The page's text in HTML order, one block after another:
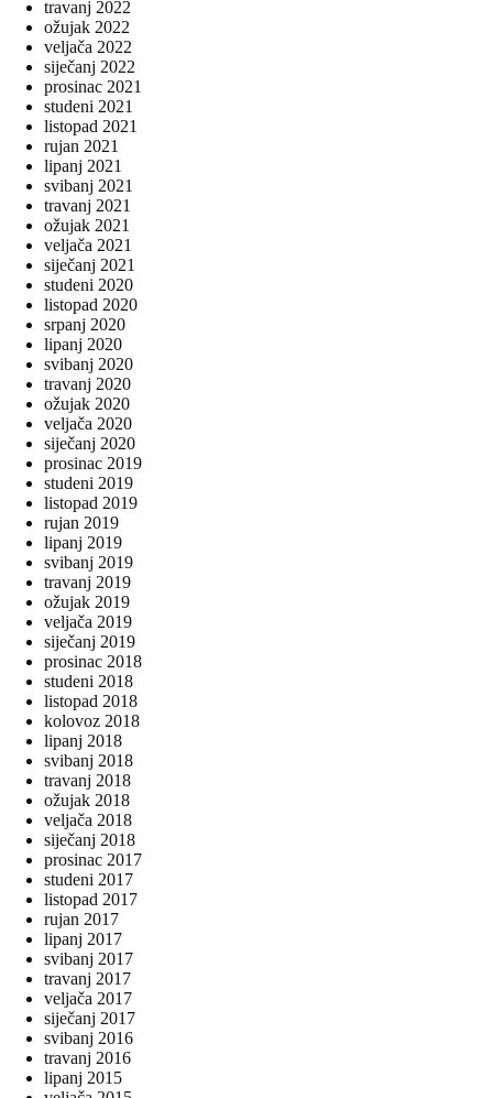
travanj 2022
ožujak 2022
veljača 2022
siječanj 2022
prosinac 2021
studeni 2021
listopad 2021
rujan 2021
lipanj 2021
svibanj 2021
travanj 2021
ožujak 2021
veljača 2021
siječanj 2021
studeni 2020
listopad 2020
srpanj 2020
lipanj 2020
svibanj 2020
travanj 2020
ožujak 2020
veljača 2020
siječanj 2020
prosinac 2019
studeni 2019
listopad 2019
rujan 2019
lipanj 2019
svibanj 2019
travanj 2019
ožujak 2019
veljača 2019
siječanj 2019
prosinac 2018
studeni 2018
listopad 2018
kolovoz 2018
lipanj 2018
svibanj 2018
travanj 2018
ožujak 2018
veljača 2018
siječanj 2018
prosinac 2017
studeni 2017
listopad 2017
rujan 2017
lipanj 2017
svibanj 2017
travanj 2017
veljača 2017
siječanj 2017
svibanj 2016
travanj 2016
lipanj 2015